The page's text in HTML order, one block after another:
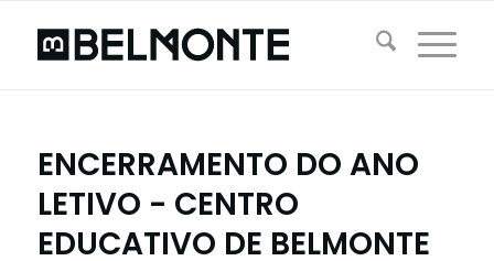
ENCERRAMENTO DO ANO
LETIVO - CENTRO
EDUCATIVO DE BELMONTE